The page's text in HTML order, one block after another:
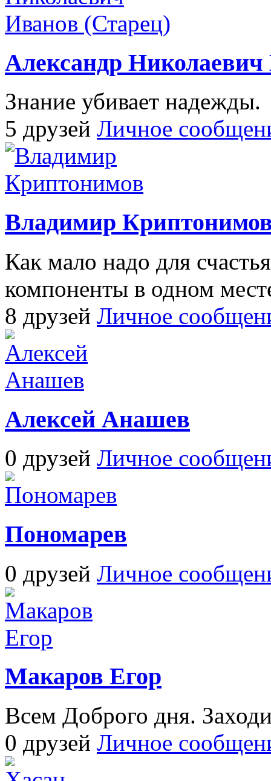
Александр
Знание убивает надежды.
5 друзей Личное
Владимир
Как мало надо для
компоненты в одном
8 друзей Личное
Алексей Анашев
0 друзей Личное
Пономарев
0 друзей Личное
Макаров Егор
Всем Доброго дня.
0 друзей Личное